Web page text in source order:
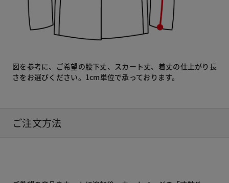
図を参考に、ご希望の股下丈、スカート丈、着丈の仕上がり長
さをお選びください。1cm単位で承っております。
ご注文方法